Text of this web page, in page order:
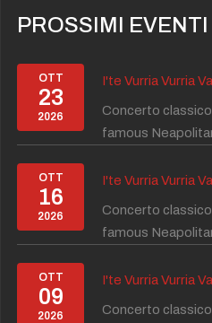
PROSSIMI EVENTI
OTT
23
2026
I'te Vurria Vurria
Concerto
famous
OTT
16
2026
I'te Vurria Vurria
Concerto
famous
OTT
09
2026
I'te Vurria Vurria
Concerto